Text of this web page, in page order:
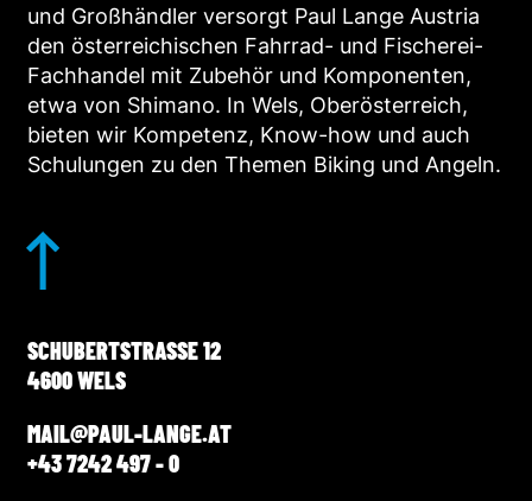
und Großhändler versorgt Paul Lange Austria
den österreichischen Fahrrad- und Fischerei-
Fachhandel mit Zubehör und Komponenten,
etwa von Shimano. In Wels, Oberösterreich,
bieten wir Kompetenz, Know-how und auch
Schulungen zu den Themen Biking und Angeln.
SCHUBERTSTRASSE 12
4600 WELS
MAIL@PAUL-LANGE.AT
+43 7242 497 - 0